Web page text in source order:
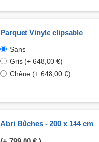
Parquet Vinyle clipsable
Sans
Gris (+ 648,00 €)
Chêne (+ 648,00 €)
Abri Bûches - 200 x 144 cm